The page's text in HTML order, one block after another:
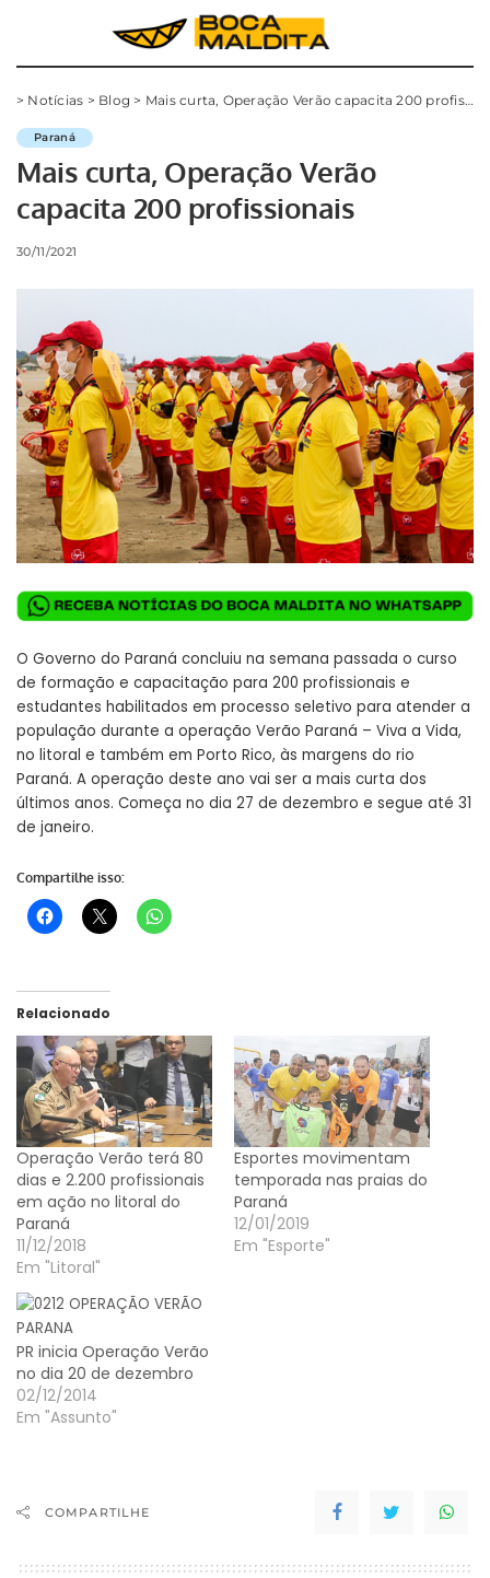
> Notícias > Blog > Mais curta, Operação Verão capacita 200 profissionais
Paraná
Mais curta, Operação Verão
capacita 200 profissionais
30/11/2021
O Governo do Paraná concluiu na semana passada o curso
de formação e capacitação para 200 profissionais e
estudantes habilitados em processo seletivo para atender a
população durante a operação Verão Paraná – Viva a Vida,
no litoral e também em Porto Rico, às margens do rio
Paraná. A operação deste ano vai ser a mais curta dos
últimos anos. Começa no dia 27 de dezembro e segue até 31
de janeiro.
Compartilhe isso:
Relacionado
Operação Verão terá 80
dias e 2.200 profissionais
em ação no litoral do
Paraná
11/12/2018
Em "Litoral"
Esportes movimentam
temporada nas praias do
Paraná
12/01/2019
Em "Esporte"
PR inicia Operação Verão
no dia 20 de dezembro
02/12/2014
Em "Assunto"
COMPARTILHE